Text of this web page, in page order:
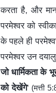
करता है, और
परमेश्वर को
के पहले ही
परमेश्वर उन
जो धार्मिकता के
को देखेंगे' (मत्ती